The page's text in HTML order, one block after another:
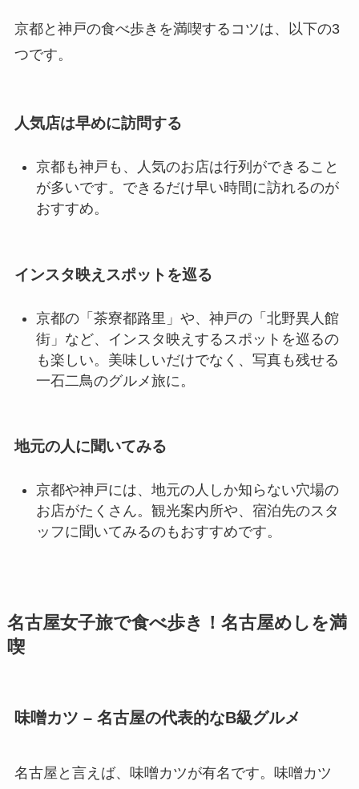
京都と神戸の食べ歩きを満喫するコツは、以下の3
つです。
人気店は早めに訪問する
京都も神戸も、人気のお店は行列ができること
が多いです。できるだけ早い時間に訪れるのが
おすすめ。
インスタ映えスポットを巡る
京都の「茶寮都路里」や、神戸の「北野異人館
街」など、インスタ映えするスポットを巡るの
も楽しい。美味しいだけでなく、写真も残せる
一石二鳥のグルメ旅に。
地元の人に聞いてみる
京都や神戸には、地元の人しか知らない穴場の
お店がたくさん。観光案内所や、宿泊先のスタ
ッフに聞いてみるのもおすすめです。
名古屋女子旅で食べ歩き！名古屋めしを満
喫
味噌カツ – 名古屋の代表的なB級グルメ
名古屋と言えば、味噌カツが有名です。味噌カツ